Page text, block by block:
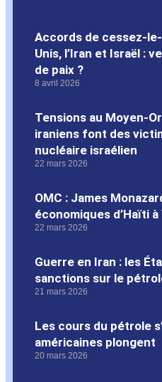
Accords de cessez-
Unis, l’Iran et Israël :
de paix ?
8 avril 2026
Tensions au Moyen-
iraniens font des
nucléaire israélien
22 mars 2026
OMC : James
économiques d’Haïti à
22 mars 2026
Guerre en Iran : les
sanctions sur le
21 mars 2026
Les cours du pétrole
américaines plongent
20 mars 2026